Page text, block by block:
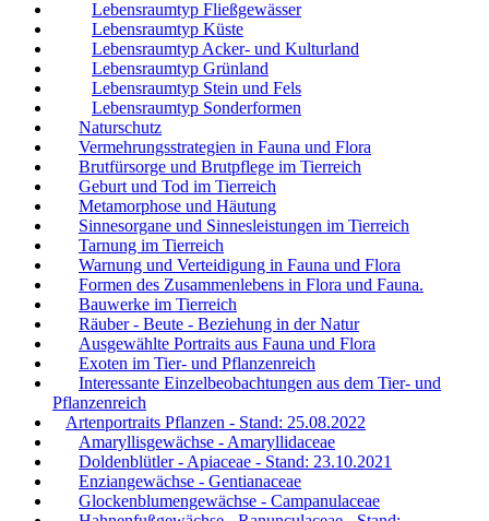
Lebensraumtyp Fließgewässer
Lebensraumtyp Küste
Lebensraumtyp Acker- und Kulturland
Lebensraumtyp Grünland
Lebensraumtyp Stein und Fels
Lebensraumtyp Sonderformen
Naturschutz
Vermehrungsstrategien in Fauna und Flora
Brutfürsorge und Brutpflege im Tierreich
Geburt und Tod im Tierreich
Metamorphose und Häutung
Sinnesorgane und Sinnesleistungen im Tierreich
Tarnung im Tierreich
Warnung und Verteidigung in Fauna und Flora
Formen des Zusammenlebens in Flora und Fauna.
Bauwerke im Tierreich
Räuber - Beute - Beziehung in der Natur
Ausgewählte Portraits aus Fauna und Flora
Exoten im Tier- und Pflanzenreich
Interessante Einzelbeobachtungen aus dem Tier- und
Pflanzenreich
Artenportraits Pflanzen - Stand: 25.08.2022
Amaryllisgewächse - Amaryllidaceae
Doldenblütler - Apiaceae - Stand: 23.10.2021
Enziangewächse - Gentianaceae
Glockenblumengewächse - Campanulaceae